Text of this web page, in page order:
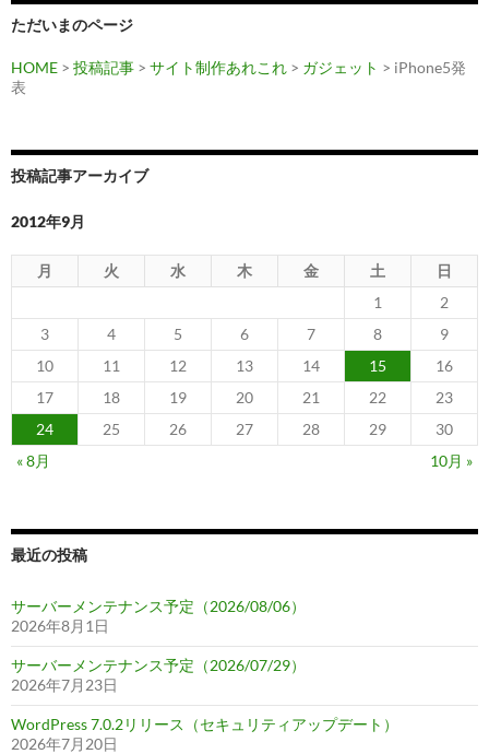
ョ
ン
ただいまのページ
HOME > 投稿記事 > サイト制作あれこれ > ガジェット > iPhone5発
表
投稿記事アーカイブ
2012年9月
月 火 水 木 金 土
日
1
2
3
4 5 6 7 8
9
10
11 12 13 14 15
16
17
18 19 20 21 22
23
24
25 26 27 28 29
30
« 8月
10月 »
最近の投稿
サーバーメンテナンス予定（2026/08/06）
2026年8月1日
サーバーメンテナンス予定（2026/07/29）
2026年7月23日
WordPress 7.0.2リリース（セキュリティアップデート）
2026年7月20日